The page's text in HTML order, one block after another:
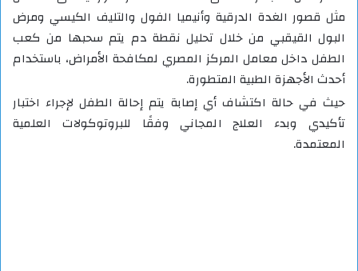
مثل قصور الغدة الدرقية وأنيميا الفول والتليف الكيسي ومرض
البول القيقبي من خلال تحليل نقطة دم يتم سحبها من كعب
الطفل داخل معامل المركز المصري لمكافحة الأمراض، باستخدام
أحدث الأجهزة الطبية المتطورة.
حيث في حالة اكتشاف أي إصابة يتم إحالة الطفل لإجراء اختبار
تأكيدي وبدء العلاج المجاني وفقًا للبروتوكولات العلمية
المعتمدة.